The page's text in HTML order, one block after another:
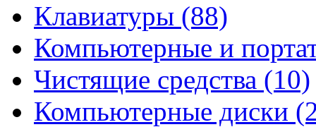
Клавиатуры (88)
Компьютерные и
Чистящие средства (10)
Компьютерные диски